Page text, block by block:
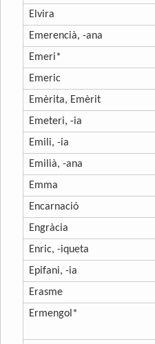
Elvira
Emerencià, -ana
Emeri*
Emeric
Emèrita, Emèrit
Emeteri, -ia
Emili, -ia
Emilià, -ana
Emma
Encarnació
Engràcia
Enric, -iqueta
Epifani, -ia
Erasme
Ermengol*